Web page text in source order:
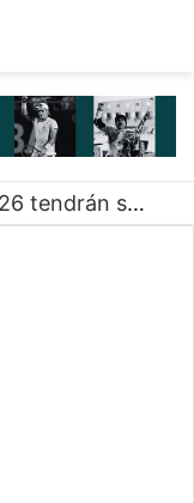
Los Esports de Santa Fe 2026 tendrán su primer evento presencial en Rosario